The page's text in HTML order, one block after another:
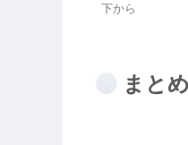
下から
まとめ